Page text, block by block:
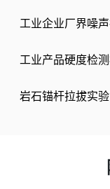
工业企业厂界噪
工业产品硬度检
岩石锚杆拉拔实